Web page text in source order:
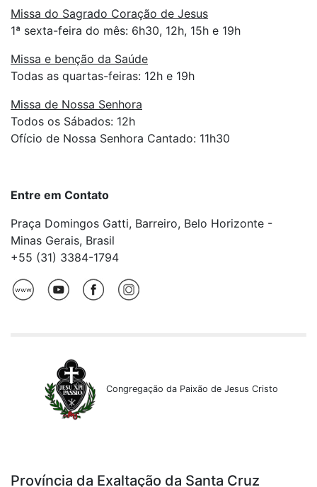
Missa do Sagrado Coração de Jesus
1ª sexta-feira do mês: 6h30, 12h, 15h e 19h
Missa e benção da Saúde
Todas as quartas-feiras: 12h e 19h
Missa de Nossa Senhora
Todos os Sábados: 12h
Ofício de Nossa Senhora Cantado: 11h30
Entre em Contato
Praça Domingos Gatti, Barreiro, Belo Horizonte -
Minas Gerais, Brasil
+55 (31) 3384-1794
Congregação da Paixão de Jesus Cristo
Província da Exaltação da Santa Cruz